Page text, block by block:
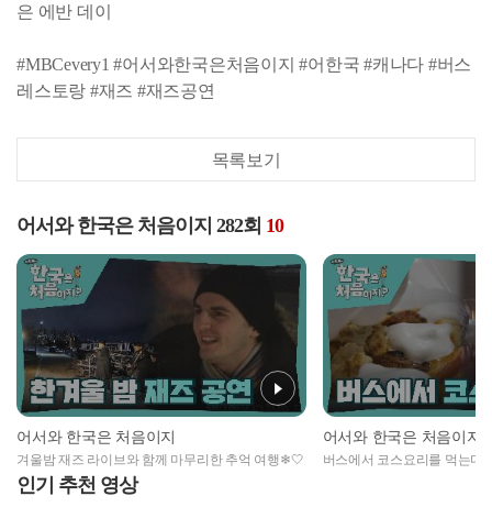
은 에반 데이
#MBCevery1 #어서와한국은처음이지 #어한국 #캐나다 #버스
레스토랑 #재즈 #재즈공연
목록보기
어서와 한국은 처음이지 282회 10
어서와 한국은 처음이지
겨울밤 재즈 라이브와 함께 마무리한 추억 여행❄🤍
어서와 한국은 처음이지
버스에서 코스요리를 먹는다
인기 추천 영상